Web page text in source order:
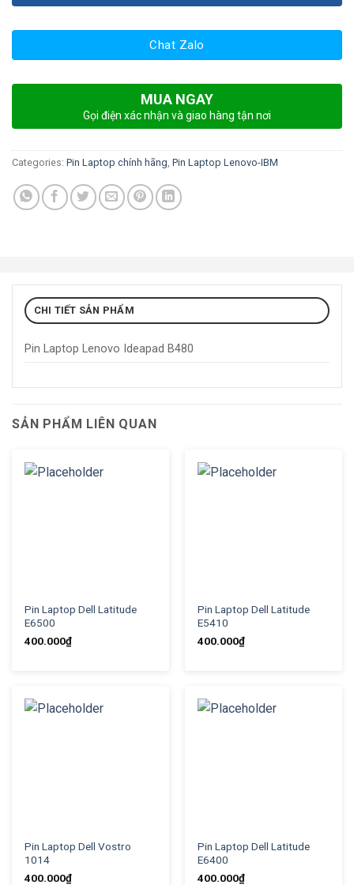
Chat Zalo
MUA NGAY
Gọi điện xác nhận và giao hàng tận nơi
Categories: Pin Laptop chính hãng Pin Laptop Lenovo-IBM
CHI TIẾT SẢN PHẨM
Pin Laptop Lenovo Ideapad B480
SẢN PHẨM LIÊN QUAN
Pin Laptop Dell Latitude
E6500
400.000₫
Pin Laptop Dell Latitude
E5410
400.000₫
Pin Laptop Dell Vostro
1014
400.000₫
Pin Laptop Dell Latitude
E6400
400.000₫